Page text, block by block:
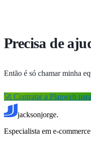
Precisa de
Então é só chamar minha
🚀 Contratar a Planweb
jacksonjorge.
Especialista em e-